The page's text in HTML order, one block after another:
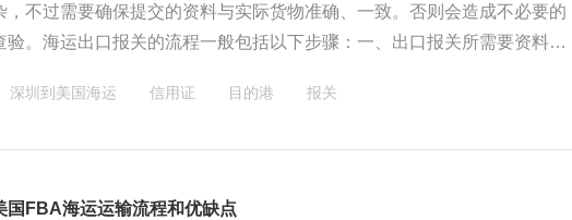
，不过需要确保提交的资料与实际货物准确、一致。否则会造成不必要的
验。海运出口报关的流程一般包括以下步骤：一、出口报关所需要资料；
深圳到美国海运 信用证 目的港 报关
国FBA海运运输流程和优缺点